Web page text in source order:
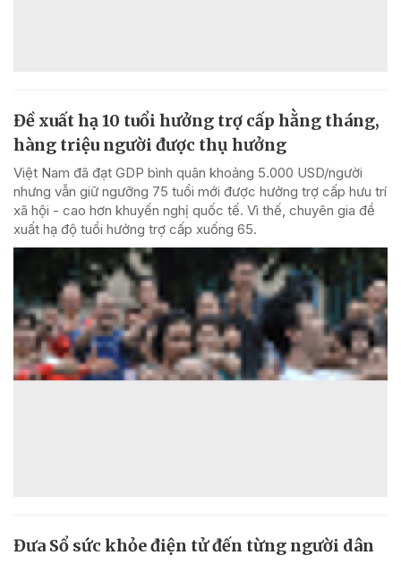
Đề xuất hạ 10 tuổi hưởng trợ cấp hằng tháng,
hàng triệu người được thụ hưởng
Việt Nam đã đạt GDP bình quân khoảng 5.000 USD/người
nhưng vẫn giữ ngưỡng 75 tuổi mới được hưởng trợ cấp hưu trí
xã hội - cao hơn khuyến nghị quốc tế. Vì thế, chuyên gia đề
xuất hạ độ tuổi hưởng trợ cấp xuống 65.
Đưa Sổ sức khỏe điện tử đến từng người dân